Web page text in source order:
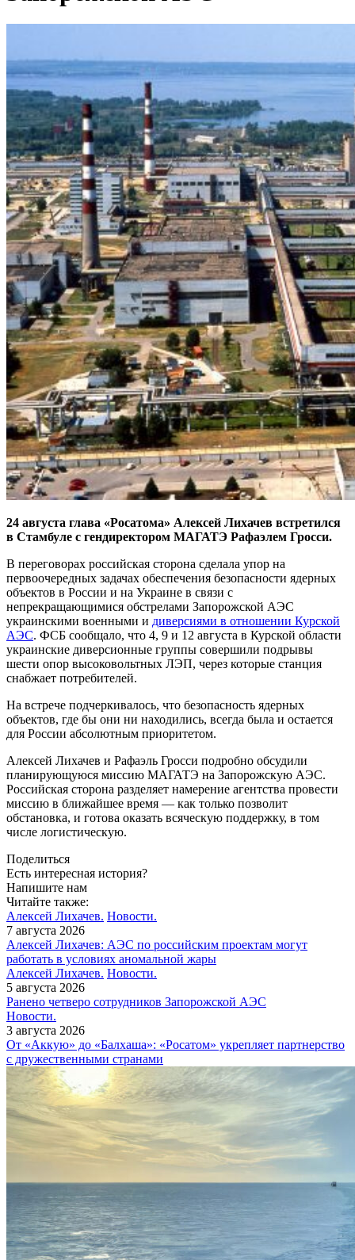
24 августа глава «Росатома» Алексей Лихачев встретился
в Стамбуле с гендиректором МАГАТЭ Рафаэлем Гросси.
В переговорах российская сторона сделала упор на
первоочередных задачах обеспечения безопасности ядерных
объектов в России и на Украине в связи с
непрекращающимися обстрелами Запорожской АЭС
украинскими военными и диверсиями в отношении Курской
АЭС. ФСБ сообщало, что 4, 9 и 12 августа в Курской области
украинские диверсионные группы совершили подрывы
шести опор высоковольтных ЛЭП, через которые станция
снабжает потребителей.
На встрече подчеркивалось, что безопасность ядерных
объектов, где бы они ни находились, всегда была и остается
для России абсолютным приоритетом.
Алексей Лихачев и Рафаэль Гросси подробно обсудили
планирующуюся миссию МАГАТЭ на Запорожскую АЭС.
Российская сторона разделяет намерение агентства провести
миссию в ближайшее время — как только позволит
обстановка, и готова оказать всяческую поддержку, в том
числе логистическую.
Поделиться
Есть интересная история?
Напишите нам
Читайте также:
Алексей Лихачев. Новости.
7 августа 2026
Алексей Лихачев: АЭС по российским проектам могут
работать в условиях аномальной жары
Алексей Лихачев. Новости.
5 августа 2026
Ранено четверо сотрудников Запорожской АЭС
Новости.
3 августа 2026
От «Аккую» до «Балхаша»: «Росатом» укрепляет партнерство
с дружественными странами